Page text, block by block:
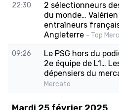
22:30
2 sélectionneurs
du monde…
entraîneurs
Angleterre - Top
09:26
Le PSG hors du
2e équipe de L1…
dépensiers du
Mercato